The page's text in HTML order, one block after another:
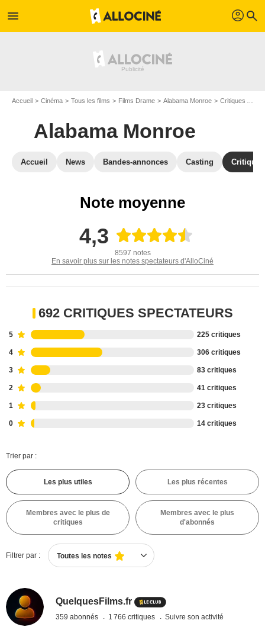
menu profil search
Accueil Cinéma Tous les films Films Drame Alabama Monroe Critiques Alabama Monroe
Alabama Monroe
Accueil News Bandes-annonces Casting
Note moyenne
4,3
8597 notes
En savoir plus sur les notes spectateurs d'AlloCiné
692 CRITIQUES SPECTATEURS
5 225 critiques
4 306 critiques
3 83 critiques
2 41 critiques
1 23 critiques
0 14 critiques
Trier par :
Les plus utiles Les plus récentes
Membres avec le plus de
critiques
Membres avec le plus
d'abonnés
Filtrer par : Toutes les notes
QuelquesFilms.fr
359 abonnés 1 766 critiques Suivre son activité